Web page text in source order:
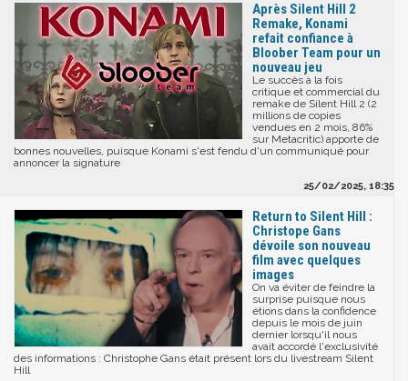
Après Silent Hill 2
Remake, Konami
refait confiance à
Bloober Team pour un
nouveau jeu
Le succès à la fois
critique et commercial du
remake de Silent Hill 2 (2
millions de copies
vendues en 2 mois, 86%
sur Metacritic) apporte de
bonnes nouvelles, puisque Konami s'est fendu d'un communiqué pour
annoncer la signature
25/02/2025, 18:35
Return to Silent Hill :
Christope Gans
dévoile son nouveau
film avec quelques
images
On va éviter de feindre la
surprise puisque nous
étions dans la confidence
depuis le mois de juin
dernier lorsqu'il nous
avait accordé l'exclusivité
des informations : Christophe Gans était présent lors du livestream Silent
Hill